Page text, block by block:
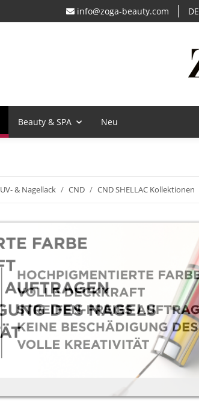
info@zoga-beauty.com DE
Beauty & SPA Neu
UV- & Nagellack CND CND SHELLAC Kollektionen